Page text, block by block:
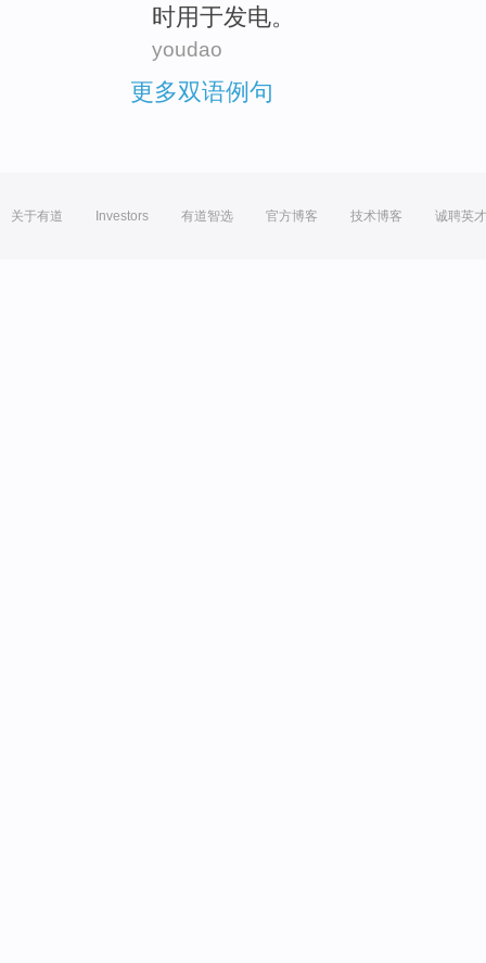
时用于发电。
youdao
更多双语例句
关于有道 Investors 有道智选 官方博客 技术博客 诚聘英才